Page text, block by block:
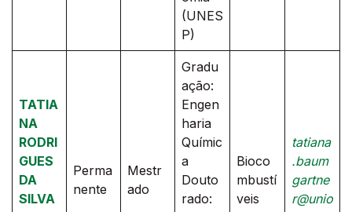
(UNES
P)
TATIA
NA
RODRI
GUES
DA
SILVA
Perma
nente
Mestr
ado
Gradu
ação:
Engen
haria
Químic
a
Douto
rado:
Bioco
mbustí
veis
tatiana
.baum
gartne
r@unio